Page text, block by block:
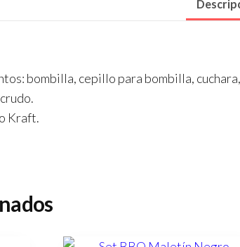
bombilla, cepillo para bombilla,
Kraft.